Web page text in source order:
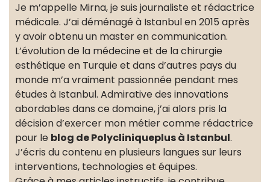
Je m’appelle Mirna, je suis journaliste et rédactrice
médicale. J’ai déménagé à Istanbul en 2015 après
y avoir obtenu un master en communication.
L’évolution de la médecine et de la chirurgie
esthétique en Turquie et dans d’autres pays du
monde m’a vraiment passionnée pendant mes
études à Istanbul. Admirative des innovations
abordables dans ce domaine, j’ai alors pris la
décision d’exercer mon métier comme rédactrice
pour le blog de Polycliniqueplus à Istanbul.
J’écris du contenu en plusieurs langues sur leurs
interventions, technologies et équipes.